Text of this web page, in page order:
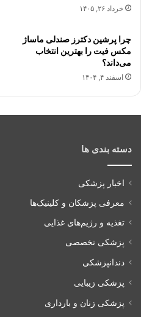
خرداد ۲۶, ۱۴۰۵
چرا پرشین دکترز صندلی ماساژ
مکس فیت را بهترین انتخاب
می‌داند؟
اسفند ۴, ۱۴۰۴
دسته بندی ها
اخبار پزشکی
معرفی پزشکان و کلینیک‌ها
تغذیه و رژیم‌های غذایی
پزشکی تخصصی
دندانپزشکی
پزشکی زیبایی
پزشکی زنان و بارداری